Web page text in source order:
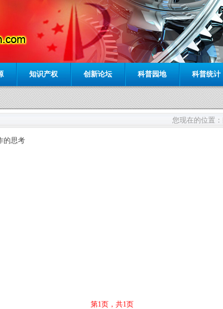
知识产权 创新论坛 科普园地 科普统计
您现在的位置：
的思考
第1页，共1页